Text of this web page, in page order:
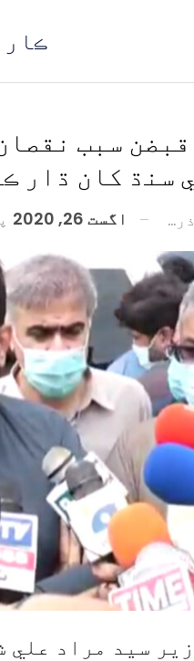
سبب
سنڌ کان ڌار
اگست 26, 2020
سيد مراد علي